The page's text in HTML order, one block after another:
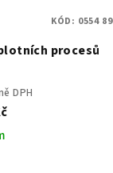
procesů
DPH
KÓD: 0554